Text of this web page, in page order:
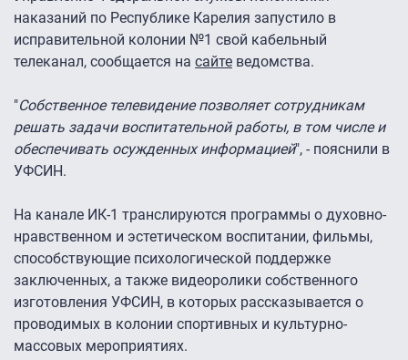
наказаний по Республике Карелия запустило в
исправительной колонии №1 свой кабельный
телеканал, сообщается на сайте ведомства.
"Собственное телевидение позволяет сотрудникам
решать задачи воспитательной работы, в том числе и
обеспечивать осужденных информацией", - пояснили в
УФСИН.
На канале ИК-1 транслируются программы о духовно-
нравственном и эстетическом воспитании, фильмы,
способствующие психологической поддержке
заключенных, а также видеоролики собственного
изготовления УФСИН, в которых рассказывается о
проводимых в колонии спортивных и культурно-
массовых мероприятиях.